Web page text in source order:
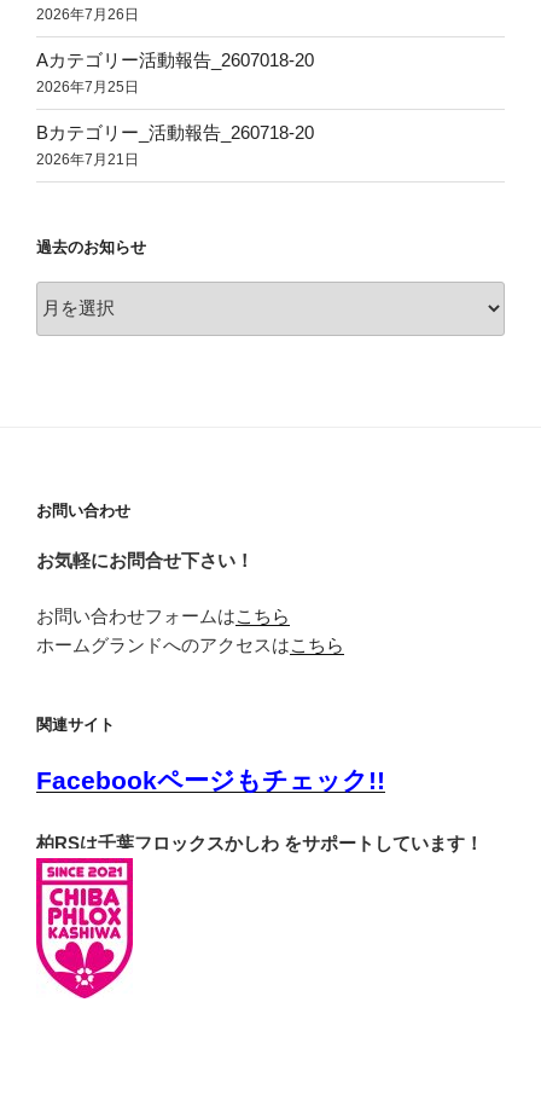
2026年7月26日
Aカテゴリー活動報告_2607018-20
2026年7月25日
Bカテゴリー_活動報告_260718-20
2026年7月21日
過去のお知らせ
去
お問い合わせ
お気軽にお問合せ下さい！
お問い合わせフォームはこちら
ホームグランドへのアクセスはこちら
関連サイト
Facebookページもチェック!!
柏RSは千葉フロックスかしわ をサポートしています！